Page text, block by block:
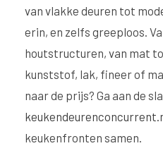
van vlakke deuren tot
erin, en zelfs greeploos.
houtstructuren, van mat
kunststof, lak, fineer of
naar de prijs? Ga aan de
keukenfronten samen.